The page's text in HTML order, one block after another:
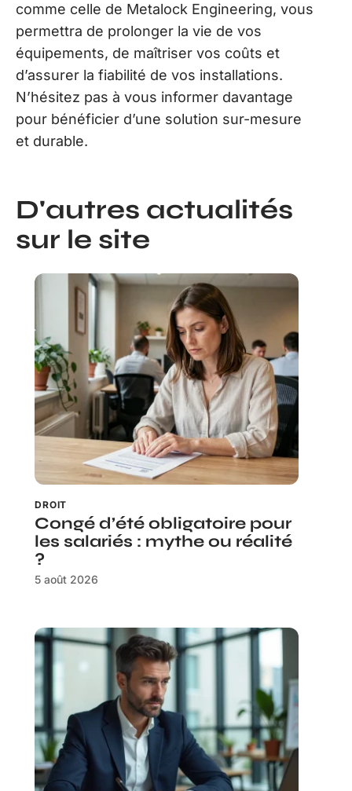
comme celle de Metalock Engineering, vous
permettra de prolonger la vie de vos
équipements, de maîtriser vos coûts et
d’assurer la fiabilité de vos installations.
N’hésitez pas à vous informer davantage
pour bénéficier d’une solution sur-mesure
et durable.
D'autres actualités
sur le site
DROIT
Congé d’été obligatoire pour
les salariés : mythe ou réalité
?
5 août 2026